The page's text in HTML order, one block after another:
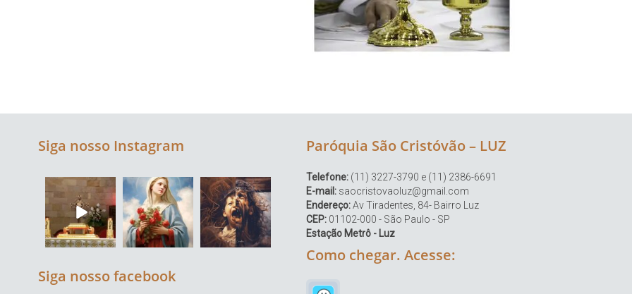
Siga nosso Instagram
Siga nosso facebook
Paróquia São Cristóvão – LUZ
Telefone: (11) 3227-3790 e (11) 2386-6691
E-mail: saocristovaoluz@gmail.com
Endereço:Av Tiradentes, 84- Bairro Luz
CEP: 01102-000 - São Paulo - SP
Estação Metrô - Luz
Como chegar. Acesse: